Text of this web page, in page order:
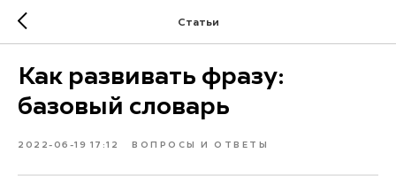
Статьи
Как развивать фразу:
базовый словарь
2022-06-19 17:12 ВОПРОСЫ И ОТВЕТЫ